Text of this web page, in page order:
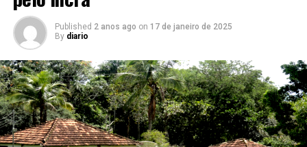
Published 2 anos ago on 17 de janeiro de 2025
By diario